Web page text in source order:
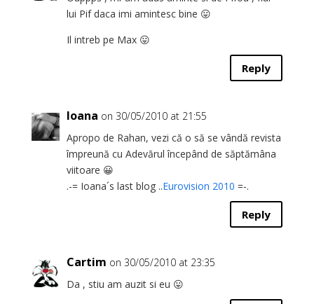
lui Pif daca imi amintesc bine 😛
Il intreb pe Max 😛
Reply
Ioana on 30/05/2010 at 21:55
Apropo de Rahan, vezi că o să se vândă revista
împreună cu Adevărul începând de săptămâna
viitoare 😀
.-= Ioana´s last blog ..Eurovision 2010 =-.
Reply
Cartim on 30/05/2010 at 23:35
Da , stiu am auzit si eu 😛